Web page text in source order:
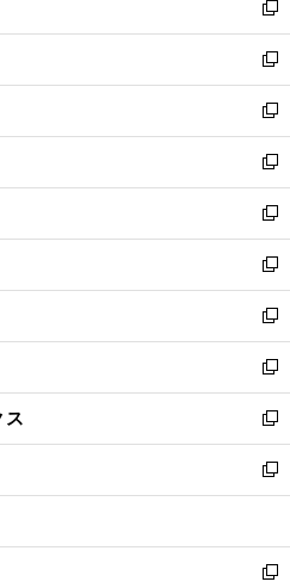
い
ウ
ィ
ン
ド
ウ
で
開
く
新
し
い
ウ
ィ
ン
ド
ウ
で
開
く
新
し
い
ウ
ィ
ン
ド
ウ
で
開
く
新
し
い
ウ
ィ
ン
ド
ウ
で
開
く
新
し
い
ウ
ィ
ン
ド
ウ
で
開
く
新
し
い
ウ
ィ
ン
ド
ウ
で
開
く
新
し
い
ウ
ィ
ン
ド
ウ
で
開
新
し
い
ウ
ィ
ン
ド
ウ
開
く
新
し
い
ウ
ィ
ン
ウ
で
ス
新
し
い
ウ
ン
ド
新
し
ウ
ィ
新